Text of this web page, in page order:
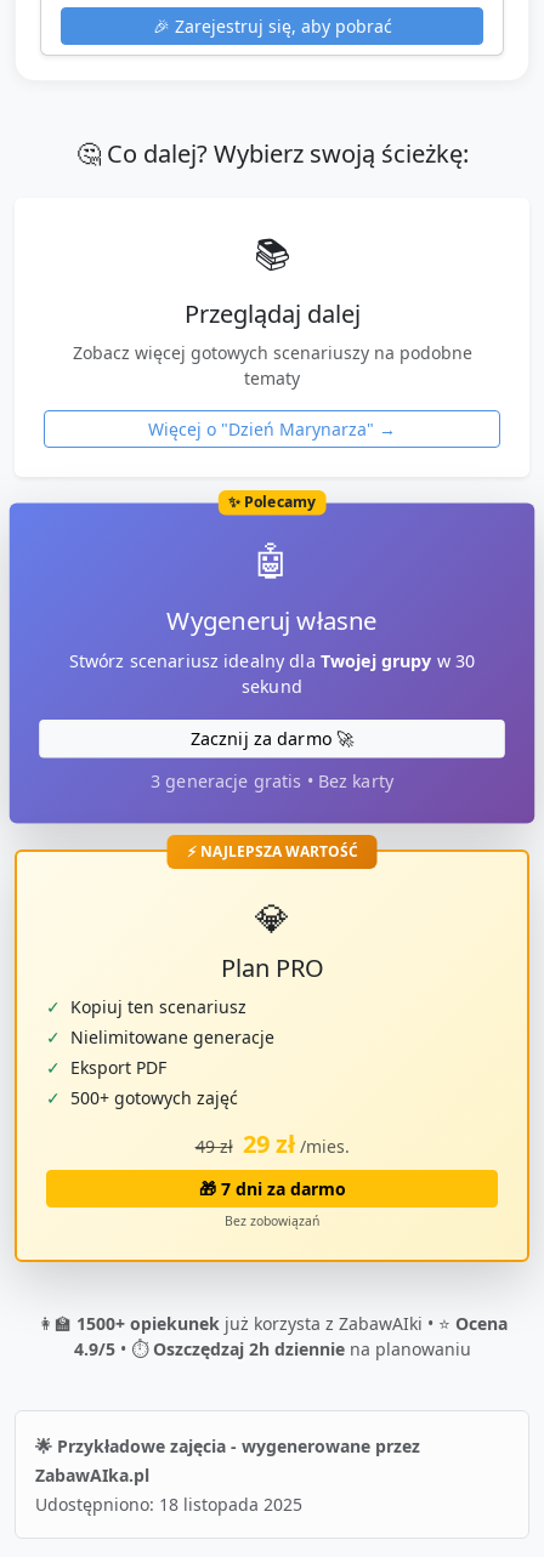
🎉 Zarejestruj się, aby pobrać
🤔 Co dalej? Wybierz swoją ścieżkę:
📚
Przeglądaj dalej
Zobacz więcej gotowych scenariuszy na podobne
tematy
Więcej o "Dzień Marynarza" →
✨ Polecamy
🤖
Wygeneruj własne
Stwórz scenariusz idealny dla Twojej grupy w 30
sekund
Zacznij za darmo 🚀
3 generacje gratis • Bez karty
⚡ NAJLEPSZA WARTOŚĆ
💎
Plan PRO
✓ Kopiuj ten scenariusz
✓ Nielimitowane generacje
✓ Eksport PDF
✓ 500+ gotowych zajęć
49 zł 29 zł /mies.
🎁 7 dni za darmo
Bez zobowiązań
👩‍🏫 1500+ opiekunekjuż korzysta z ZabawAIki • ⭐ Ocena
4.9/5• ⏱️Oszczędzaj 2h dzienniena planowaniu
🌟 Przykładowe zajęcia - wygenerowane przez
ZabawAIka.pl
Udostępniono: 18 listopada 2025